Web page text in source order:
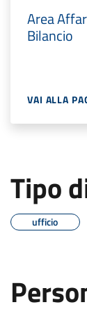
Area
Bilancio
VAI ALLA
Tipo
ufficio